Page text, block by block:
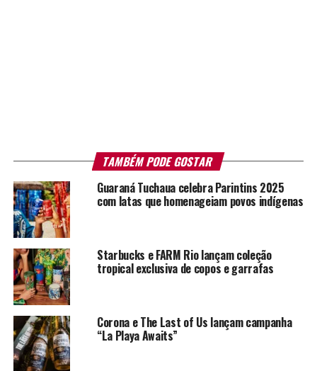
TAMBÉM PODE GOSTAR
Guaraná Tuchaua celebra Parintins 2025
com latas que homenageiam povos indígenas
Starbucks e FARM Rio lançam coleção
tropical exclusiva de copos e garrafas
Corona e The Last of Us lançam campanha
“La Playa Awaits”